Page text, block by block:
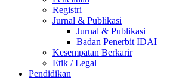
Registri
Jurnal & Publikasi
Jurnal & Publikasi
Badan Penerbit IDAI
Kesempatan Berkarir
Etik / Legal
Pendidikan